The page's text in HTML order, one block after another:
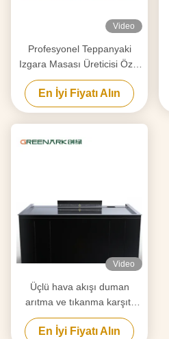
Video
Profesyonel Teppanyaki
Izgara Masası Üreticisi Özel
Yapım Ücretsiz Tasarımla
Güvenilir Hibachi Izgara
Ekipmanı Tedarikçisi
En İyi Fiyatı Alın
Video
Üçlü hava akışı duman
arıtma ve tıkanma karşıtı
teknoloji ile Endüstriyel
Teppanyaki Grill
En İyi Fiyatı Alın